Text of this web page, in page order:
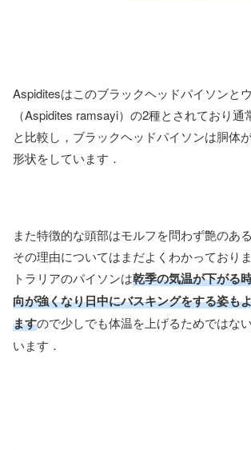
Aspiditesはこのブラックヘッドパイソンと
（Aspidites ramsayi）の2種とされており
と比較し，ブラックヘッドパイソンは胴体
形状をしています．
また特徴的な頭部はモルフを問わず艶のあ
その理由についてはまだよくわかっており
トラリアのパイソンは乾季の気温が下がる
向が強くなり日中にバスキングをする姿も
ますので少しでも体温を上げるためではな
います．